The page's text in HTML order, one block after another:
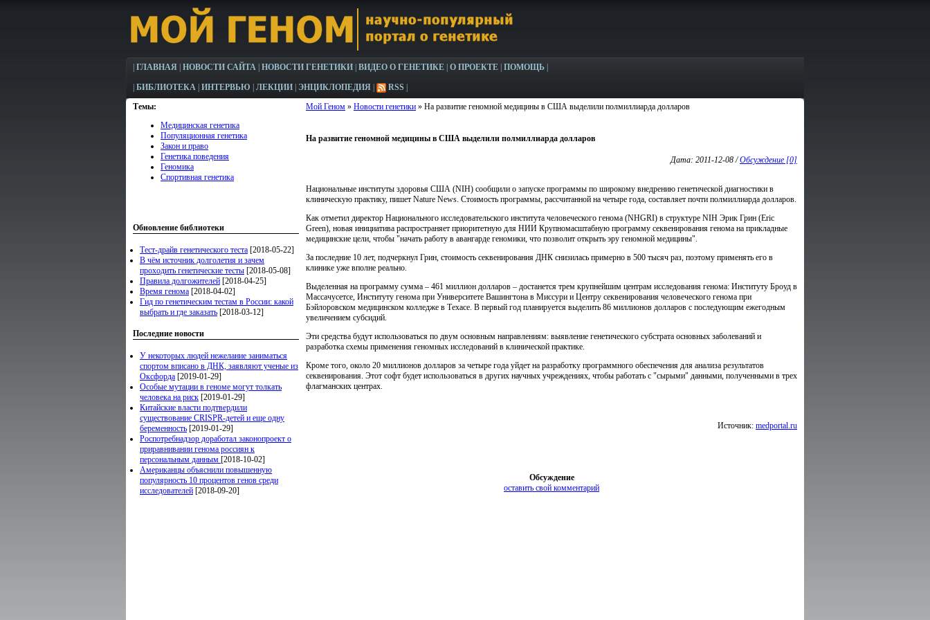
ГЛАВНАЯ НОВОСТИ САЙТА НОВОСТИ ГЕНЕТИКИ ВИДЕО О ГЕНЕТИКЕ О ПРОЕКТЕ ПОМОЩЬ
БИБЛИОТЕКА ИНТЕРВЬЮ ЛЕКЦИИ ЭНЦИКЛОПЕДИЯ RSS
Темы:
Медицинская генетика
Популяционная генетика
Закон и право
Генетика поведения
Геномика
Спортивная генетика
Обновление библиотеки
Тест-драйв генетического теста [2018-05-22]
В чём источник долголетия и зачем
проходить генетические тесты [2018-05-08]
Правила долгожителей [2018-04-25]
Время генома [2018-04-02]
Гид по генетическим тестам в России: какой
выбрать и где заказать [2018-03-12]
Последние новости
У некоторых людей нежелание заниматься
спортом вписано в ДНК, заявляют ученые из
Оксфорда [2019-01-29]
Особые мутации в геноме могут толкать
человека на риск [2019-01-29]
Китайские власти подтвердили
существование CRISPR-детей и еще одну
беременность [2019-01-29]
Роспотребнадзор доработал законопроект о
приравнивании генома россиян к
персональным данным [2018-10-02]
Американцы объяснили повышенную
популярность 10 процентов генов среди
исследователей [2018-09-20]
Мой Геном » Новости генетики » На развитие геномной медицины в США выделили полмиллиарда долларов
На развитие геномной медицины в США выделили полмиллиарда долларов
Дата: 2011-12-08 /Обсуждение [0]
Национальные институты здоровья США (NIH) сообщили о запуске программы по широкому внедрению генетической диагностики в
клиническую практику, пишет Nature News. Стоимость программы, рассчитанной на четыре года, составляет почти полмиллиарда долларов.
Как отметил директор Национального исследовательского института человеческого генома (NHGRI) в структуре NIH Эрик Грин (Eric
Green), новая инициатива распространяет приоритетную для НИИ Крупномасштабную программу секвенирования генома на прикладные
медицинские цели, чтобы "начать работу в авангарде геномики, что позволит открыть эру геномной медицины".
За последние 10 лет, подчеркнул Грин, стоимость секвенирования ДНК снизилась примерно в 500 тысяч раз, поэтому применять его в
клинике уже вполне реально.
Выделенная на программу сумма – 461 миллион долларов – достанется трем крупнейшим центрам исследования генома: Институту Броуд в
Массачусетсе, Институту генома при Университете Вашингтона в Миссури и Центру секвенирования человеческого генома при
Бэйлоровском медицинском колледже в Техасе. В первый год планируется выделить 86 миллионов долларов с последующим ежегодным
увеличением субсидий.
Эти средства будут использоваться по двум основным направлениям: выявление генетического субстрата основных заболеваний и
разработка схемы применения геномных исследований в клинической практике.
Кроме того, около 20 миллионов долларов за четыре года уйдет на разработку программного обеспечения для анализа результатов
секвенирования. Этот софт будет использоваться в других научных учреждениях, чтобы работать с "сырыми" данными, полученными в трех
флагманских центрах.
Источник: medportal.ru
Обсуждение
оставить свой комментарий